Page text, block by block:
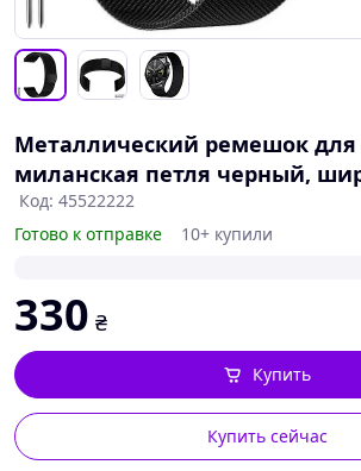
Металлический ремешок для
миланская петля черный,
Код: 45522222
Готово к отправке
10+ купили
330 ₴
Купить сейчас
Купить